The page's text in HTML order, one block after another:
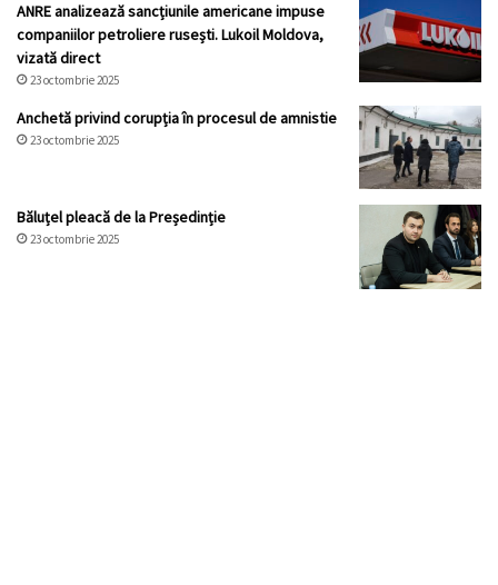
ANRE analizează sancțiunile americane impuse
companiilor petroliere rusești. Lukoil Moldova,
vizată direct
23 octombrie 2025
Anchetă privind corupția în procesul de amnistie
23 octombrie 2025
Băluțel pleacă de la Președinție
23 octombrie 2025